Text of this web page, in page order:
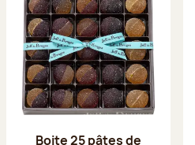
Boite 25 pâtes de